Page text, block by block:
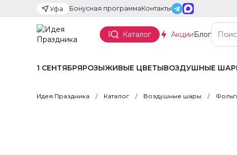
Уфа Бонусная программаКонтакты
Каталог АкцииБлог
1 СЕНТЯБРЯРОЗЫЖИВЫЕ ЦВЕТЫВОЗДУШНЫЕ
Идея Праздника Каталог Воздушные шары